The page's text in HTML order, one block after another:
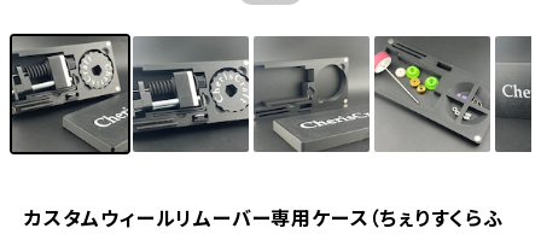
カスタムウィールリムーバー専用ケース（ちぇりすくらふ